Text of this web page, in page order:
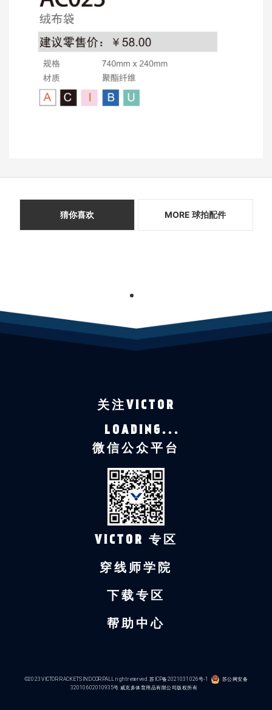
猜你喜欢 MORE 球拍配件
1
关注VICTOR
LOADING...
微信公众平台
VICTOR 专区
穿线师学院
下载专区
帮助中心
©2023 VICTOR RACKETS IND CORP.ALL right reserved.苏ICP备2021031026号-1 苏公网安备
32010602010935号 威克多体育用品有限公司版权所有